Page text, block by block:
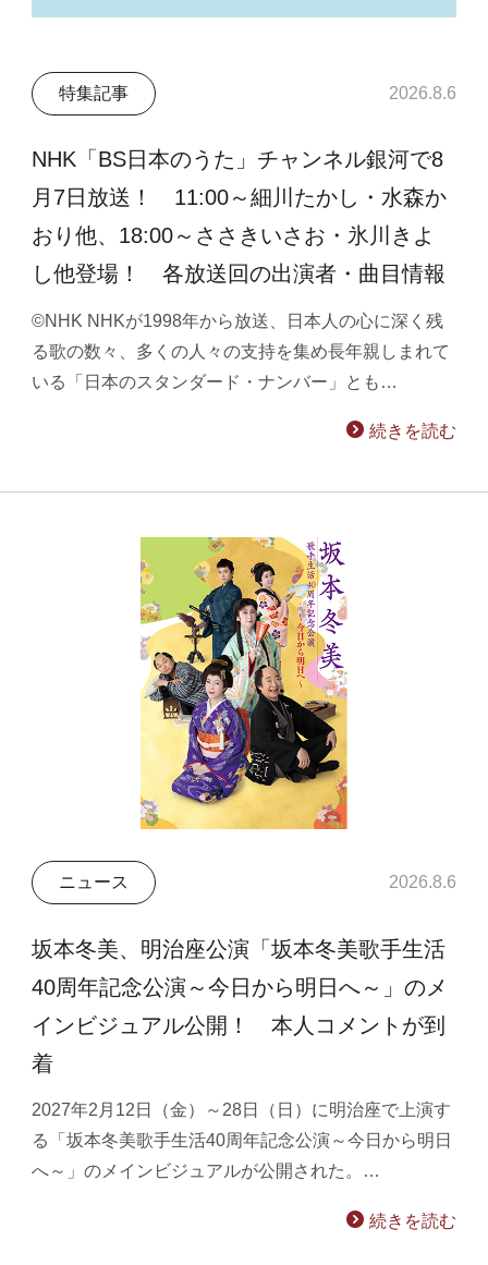
特集記事 2026.8.6
NHK「BS日本のうた」チャンネル銀河で8
月7日放送！ 11:00～細川たかし・水森か
おり他、18:00～ささきいさお・氷川きよ
し他登場！ 各放送回の出演者・曲目情報
©NHK NHKが1998年から放送、日本人の心に深く残
る歌の数々、多くの人々の支持を集め長年親しまれて
いる「日本のスタンダード・ナンバー」とも…
続きを読む
ニュース 2026.8.6
坂本冬美、明治座公演「坂本冬美歌手生活
40周年記念公演～今日から明日へ～」のメ
インビジュアル公開！ 本人コメントが到
着
2027年2月12日（金）～28日（日）に明治座で上演す
る「坂本冬美歌手生活40周年記念公演～今日から明日
へ～」のメインビジュアルが公開された。…
続きを読む